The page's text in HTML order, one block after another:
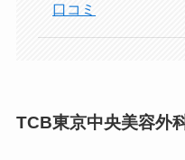
口コミ
TCB東京中央美容外